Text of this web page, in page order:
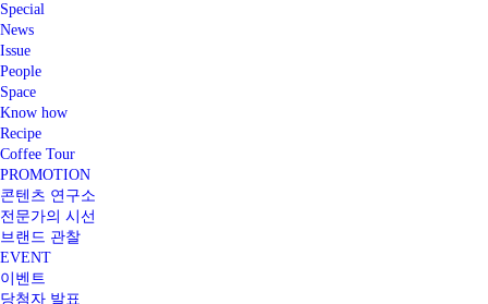
Special
News
Issue
People
Space
Know how
Recipe
Coffee Tour
PROMOTION
콘텐츠 연구소
전문가의 시선
브랜드 관찰
EVENT
이벤트
당첨자 발표